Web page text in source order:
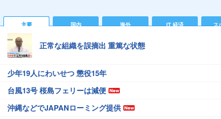
主要 国内 海外 IT 経済 ス
正常な組織を誤摘出 重篤な状態
少年19人にわいせつ 懲役15年
台風13号 桜島フェリーは減便
沖縄などでJAPANローミング提供